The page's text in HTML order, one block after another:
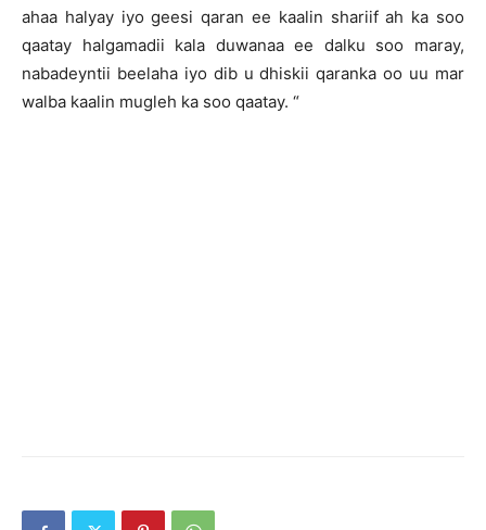
ahaa halyay iyo geesi qaran ee kaalin shariif ah ka soo
qaatay halgamadii kala duwanaa ee dalku soo maray,
nabadeyntii beelaha iyo dib u dhiskii qaranka oo uu mar
walba kaalin mugleh ka soo qaatay. “